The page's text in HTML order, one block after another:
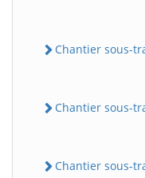
Chantier sous-
Chantier sous-
Chantier sous-